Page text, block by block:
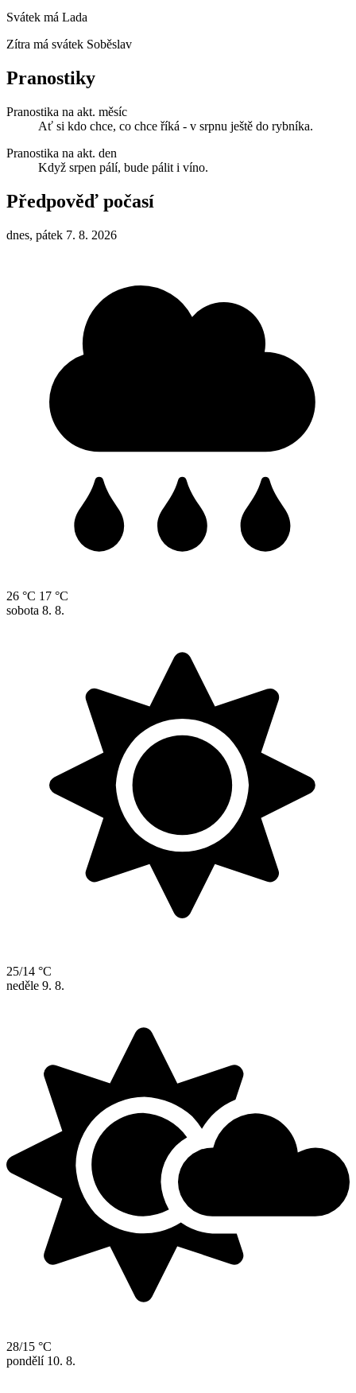
Svátek má Lada
Zítra má svátek Soběslav
Pranostiky
Pranostika na akt. měsíc
Ať si kdo chce, co chce říká - v srpnu ještě do rybníka.
Pranostika na akt. den
Když srpen pálí, bude pálit i víno.
Předpověď počasí
dnes, pátek 7. 8. 2026
26 °C 17 °C
sobota 8. 8.
25/14 °C
neděle 9. 8.
28/15 °C
pondělí 10. 8.